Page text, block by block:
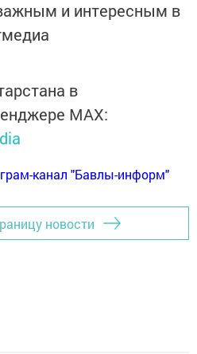
и интересным в
в
MАХ:
канал "Бавлы-информ"
новости